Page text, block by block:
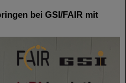
bei GSI/FAIR mit